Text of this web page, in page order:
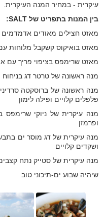
עיקרית - במחיר המנה העיקרית.
בין המנות בתפריט של SALT:
מאזט חצילים מאודים אדמדמים
מאזט בואיקוס קשקבל מלוחות עם
מאזט שרימפס בציפוי פריך עם
מנה ראשונה של טרטר דג בניחוח
מנה ראשונה של ברוסקטה
פלפלים קלויים ופילה לימון
מנה עיקרית של ניוקי שרימפס
ופרמזן
מנה עיקרית של דג מוסר ים
ושקדים קלויים
מנה עיקרית של סטייק נתח
שיהיה שבוע ים-תיכוני טוב